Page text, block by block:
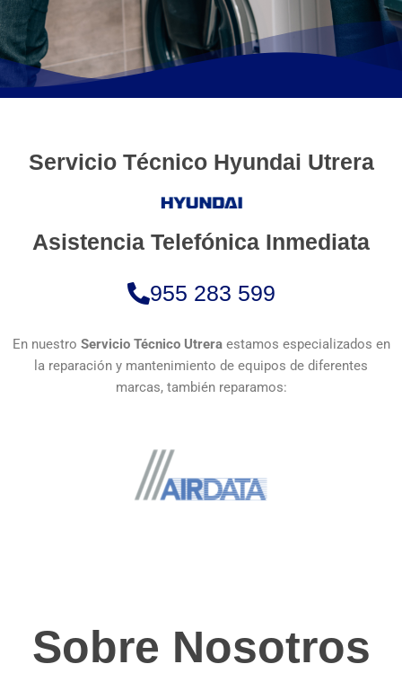
Servicio Técnico Hyundai Utrera
Asistencia Telefónica Inmediata
955 283 599
En nuestro Servicio Técnico Utrera estamos especializados en
la reparación y mantenimiento de equipos de diferentes
marcas, también reparamos:
Sobre Nosotros